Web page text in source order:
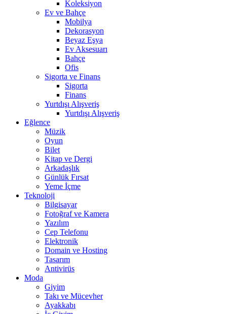
Koleksiyon
Ev ve Bahçe
Mobilya
Dekorasyon
Beyaz Eşya
Ev Aksesuarı
Bahçe
Ofis
Sigorta ve Finans
Sigorta
Finans
Yurtdışı Alışveriş
Yurtdışı Alışveriş
Eğlence
Müzik
Oyun
Bilet
Kitap ve Dergi
Arkadaşlık
Günlük Fırsat
Yeme İçme
Teknoloji
Bilgisayar
Fotoğraf ve Kamera
Yazılım
Cep Telefonu
Elektronik
Domain ve Hosting
Tasarım
Antivirüs
Moda
Giyim
Takı ve Mücevher
Ayakkabı